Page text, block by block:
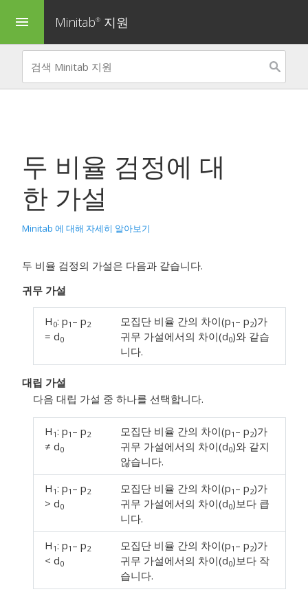
menu Minitab® 지원
두 비율 검정에 대
한 가설
Minitab 에 대해 자세히 알아보기
두 비율 검정의 가설은 다음과 같습니다.
귀무 가설
H 0: p1 – p2
= d0
모집단 비율 간의 차이(p1 – p2)가
귀무 가설에서의 차이(d0)와 같습
니다.
대립 가설
다음 대립 가설 중 하나를 선택합니다.
H 1: p1 – p2
≠ d0
모집단 비율 간의 차이(p1 – p2)가
귀무 가설에서의 차이(d0)와 같지
않습니다.
H 1: p1 – p2
> d0
모집단 비율 간의 차이(p1 – p2)가
귀무 가설에서의 차이(d0)보다 큽
니다.
H 1: p1 – p2
< d0
모집단 비율 간의 차이(p1 – p2)가
귀무 가설에서의 차이(d0)보다 작
습니다.